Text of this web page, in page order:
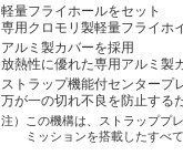
軽量フライホールをセット
専用クロモリ製軽量フライホ
アルミ製カバーを採用
放熱性に優れた専用アルミ製
ストラップ機能付センタープ
万が一の切れ不良を防止する
注）
この機構は、ストラッププ
ミッションを搭載したすべ